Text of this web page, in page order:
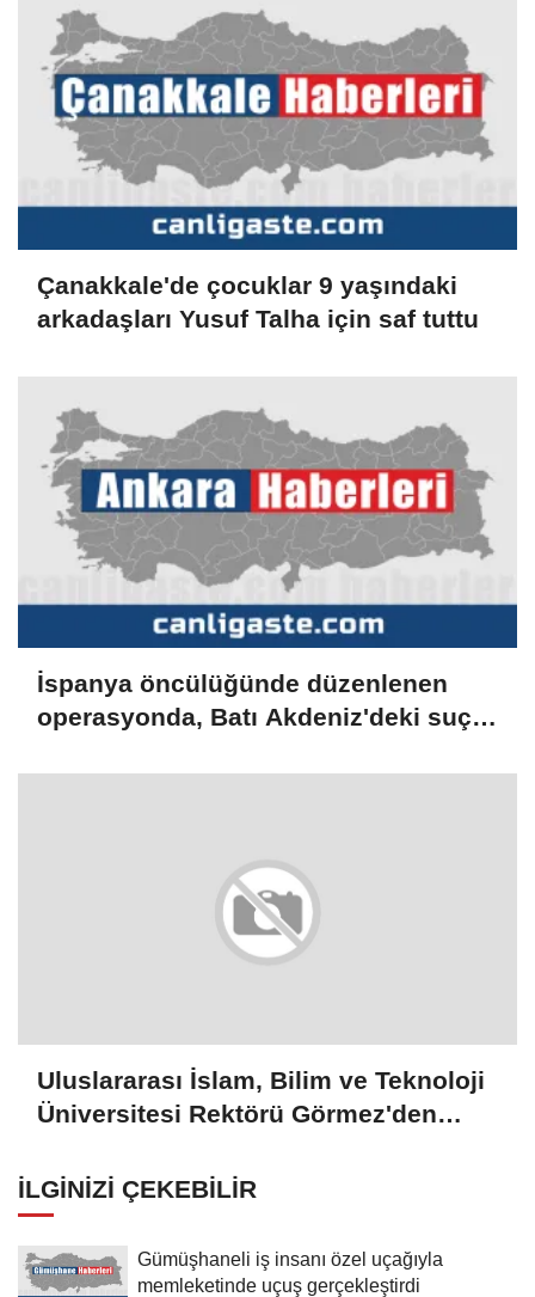
Çanakkale'de çocuklar 9 yaşındaki
arkadaşları Yusuf Talha için saf tuttu
İspanya öncülüğünde düzenlenen
operasyonda, Batı Akdeniz'deki suç
Uluslararası İslam, Bilim ve Teknoloji
Üniversitesi Rektörü Görmez'den
mesajı:
İLGINIZI ÇEKEBILIR
Gümüşhaneli iş insanı özel uçağıyla
memleketinde uçuş gerçekleştirdi